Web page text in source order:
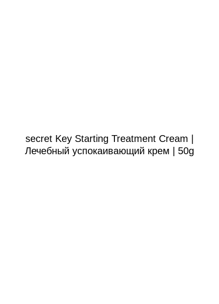
secret Key Starting Treatment Cream |
Лечебный успокаивающий крем | 50g